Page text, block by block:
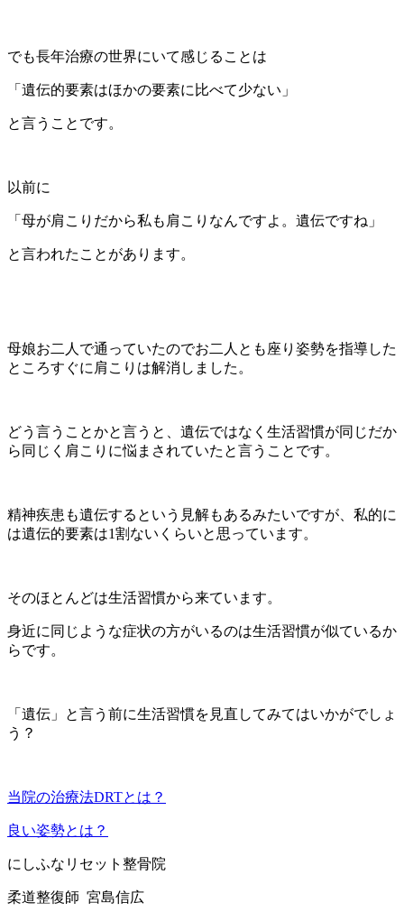
でも長年治療の世界にいて感じることは
「遺伝的要素はほかの要素に比べて少ない」
と言うことです。
以前に
「母が肩こりだから私も肩こりなんですよ。遺伝ですね」
と言われたことがあります。
母娘お二人で通っていたのでお二人とも座り姿勢を指導した
ところすぐに肩こりは解消しました。
どう言うことかと言うと、遺伝ではなく生活習慣が同じだか
ら同じく肩こりに悩まされていたと言うことです。
精神疾患も遺伝するという見解もあるみたいですが、私的に
は遺伝的要素は1割ないくらいと思っています。
そのほとんどは生活習慣から来ています。
身近に同じような症状の方がいるのは生活習慣が似ているか
らです。
「遺伝」と言う前に生活習慣を見直してみてはいかがでしょ
う？
当院の治療法DRTとは？
良い姿勢とは？
にしふなリセット整骨院
柔道整復師 宮島信広